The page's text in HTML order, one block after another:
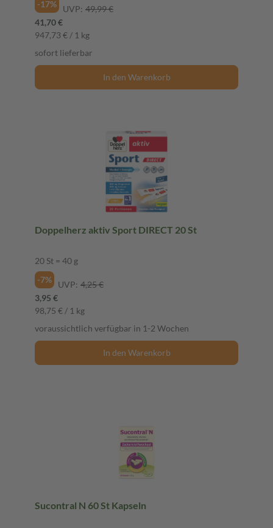
-17% UVP: 49,99 €
41,70 €
947,73 € / 1 kg
sofort lieferbar
In den Warenkorb
Doppelherz aktiv Sport DIRECT 20 St
20 St = 40 g
-7%
UVP: 4,25 €
3,95 €
98,75 € / 1 kg
voraussichtlich verfügbar in 1-2 Wochen
In den Warenkorb
Sucontral N 60 St Kapseln